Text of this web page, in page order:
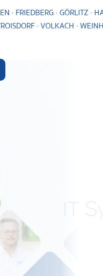
· FRIEDBERG·GÖRLITZ ·
·VOLKACH ·
IT